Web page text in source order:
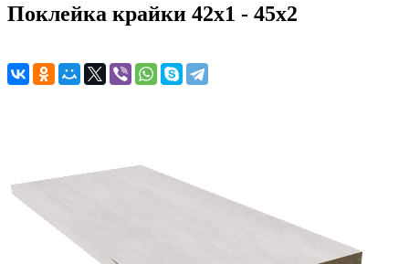
Поклейка крайки 42х1 ‐ 45х2